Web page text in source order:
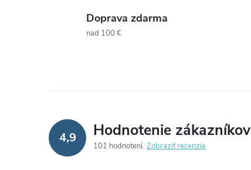
Doprava zdarma
nad 100 €
4,9 Hodnotenie zákazníkov
101 hodnotení Zobraziť recenzie